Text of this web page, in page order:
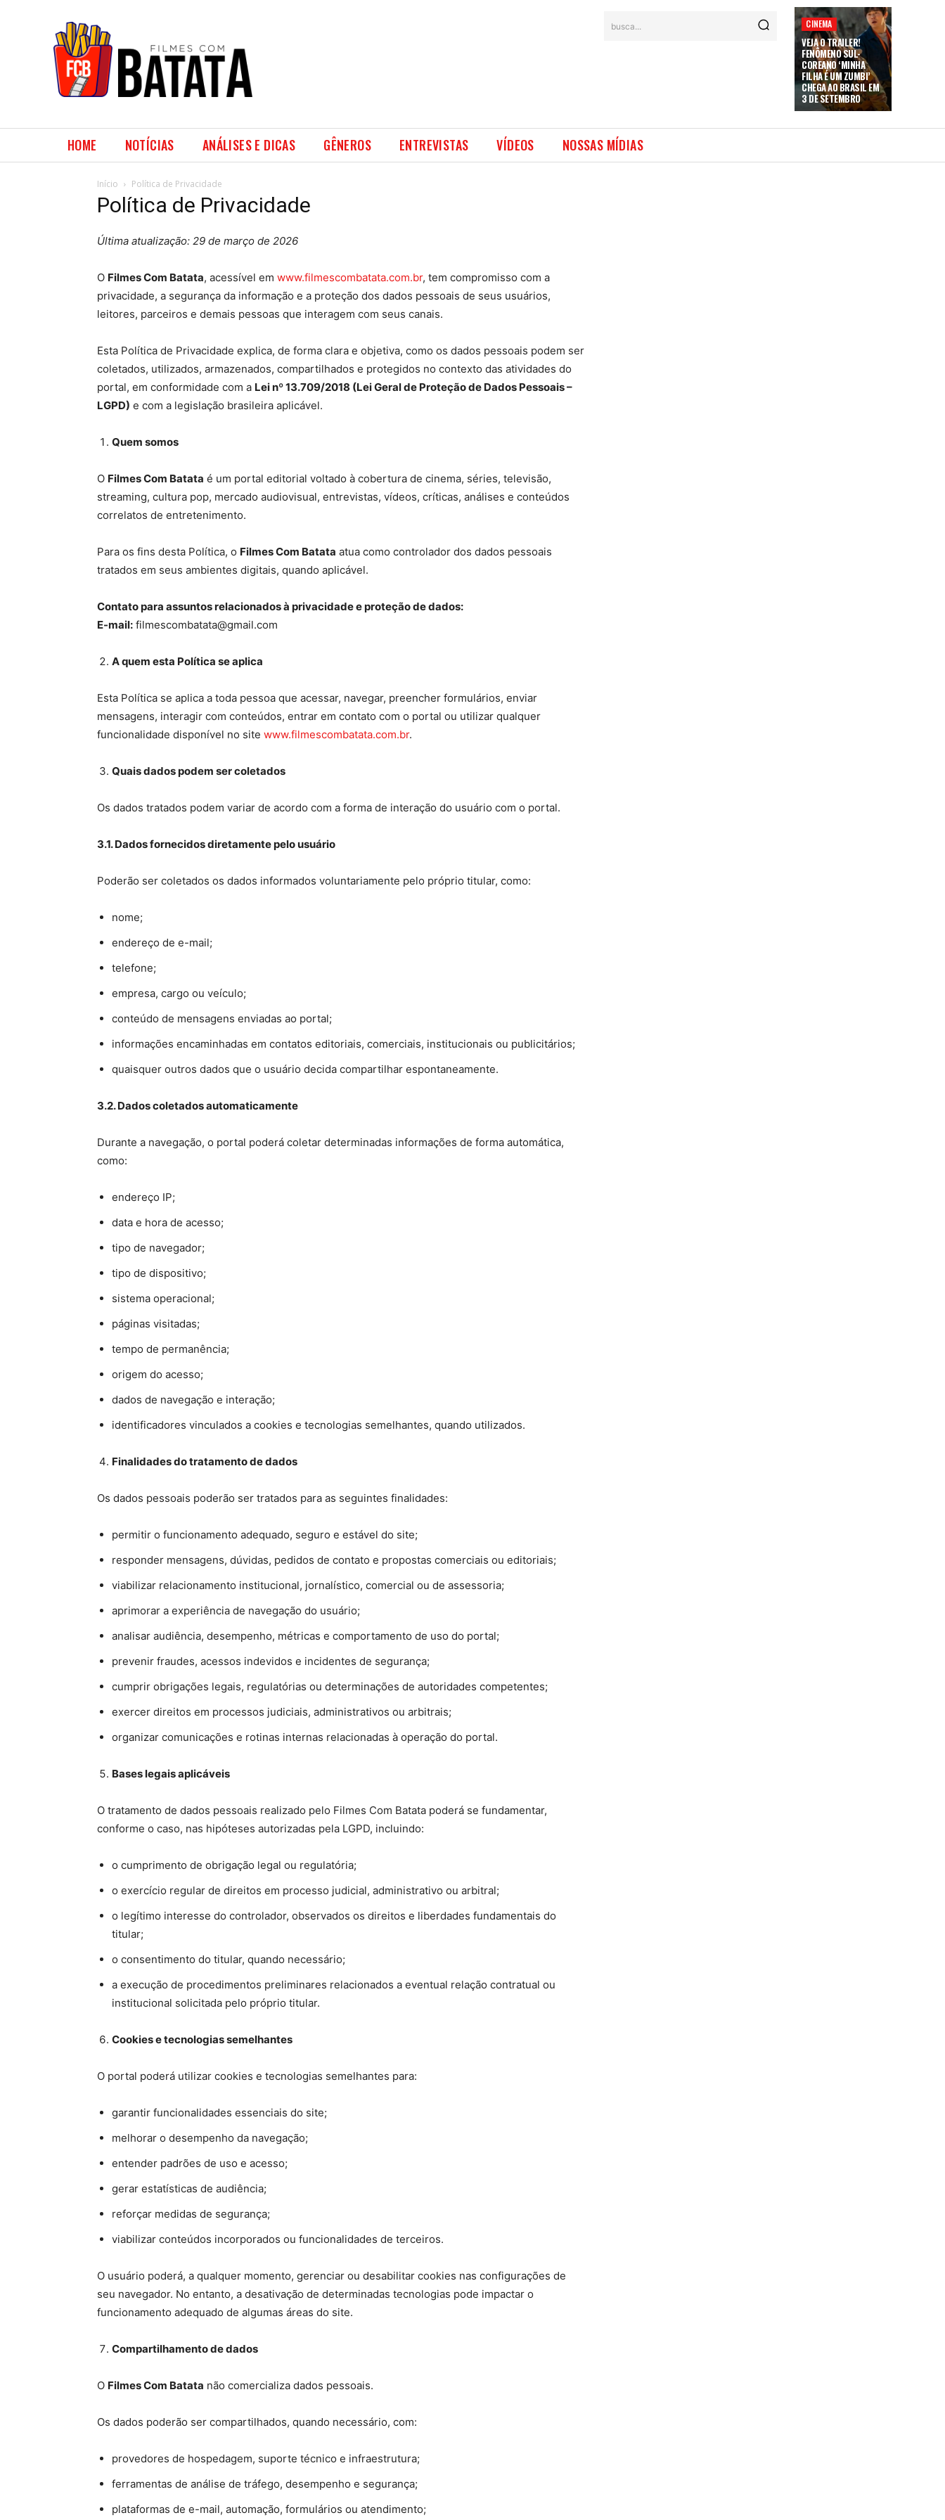
busca... CINEMA
VEJA O TRAILER!
FENÔMENO SUL-
COREANO ‘MINHA
FILHA É UM ZUMBI’
CHEGA AO BRASIL EM
3 DE SETEMBRO
HOME NOTÍCIAS ANÁLISES E DICAS GÊNEROS ENTREVISTAS VÍDEOS NOSSAS MÍDIAS
Início Política de Privacidade
Política de Privacidade
Última atualização: 29 de março de 2026
O Filmes Com Batata, acessível em www.filmescombatata.com.br, tem compromisso com a
privacidade, a segurança da informação e a proteção dos dados pessoais de seus usuários,
leitores, parceiros e demais pessoas que interagem com seus canais.
Esta Política de Privacidade explica, de forma clara e objetiva, como os dados pessoais podem ser
coletados, utilizados, armazenados, compartilhados e protegidos no contexto das atividades do
portal, em conformidade com a Lei nº13.709/2018 (Lei Geral de Proteção de Dados Pessoais –
LGPD) e com a legislação brasileira aplicável.
Quem somos
O Filmes Com Batata é um portal editorial voltado à cobertura de cinema, séries, televisão,
streaming, cultura pop, mercado audiovisual, entrevistas, vídeos, críticas, análises e conteúdos
correlatos de entretenimento.
Para os fins desta Política, o Filmes Com Batata atua como controlador dos dados pessoais
tratados em seus ambientes digitais, quando aplicável.
Contato para assuntos relacionadosà privacidade e proteção de dados:
E-mail: filmescombatata@gmail.com
A quem esta Política se aplica
Esta Política se aplica a toda pessoa que acessar, navegar, preencher formulários, enviar
mensagens, interagir com conteúdos, entrar em contato com o portal ou utilizar qualquer
funcionalidade disponível no site www.filmescombatata.com.br.
Quais dados podem ser coletados
Os dados tratados podem variar de acordo com a forma de interação do usuário com o portal.
3.1. Dados fornecidos diretamente pelo usuário
Poderão ser coletados os dados informados voluntariamente pelo próprio titular, como:
nome;
endereço de e-mail;
telefone;
empresa, cargo ou veículo;
conteúdo de mensagens enviadas ao portal;
informações encaminhadas em contatos editoriais, comerciais, institucionais ou publicitários;
quaisquer outros dados que o usuário decida compartilhar espontaneamente.
3.2. Dados coletados automaticamente
Durante a navegação, o portal poderá coletar determinadas informações de forma automática,
como:
endereço IP;
data e hora de acesso;
tipo de navegador;
tipo de dispositivo;
sistema operacional;
páginas visitadas;
tempo de permanência;
origem do acesso;
dados de navegação e interação;
identificadores vinculados a cookies e tecnologias semelhantes, quando utilizados.
Finalidades do tratamento de dados
Os dados pessoais poderão ser tratados para as seguintes finalidades:
permitir o funcionamento adequado, seguro e estável do site;
responder mensagens, dúvidas, pedidos de contato e propostas comerciais ou editoriais;
viabilizar relacionamento institucional, jornalístico, comercial ou de assessoria;
aprimorar a experiência de navegação do usuário;
analisar audiência, desempenho, métricas e comportamento de uso do portal;
prevenir fraudes, acessos indevidos e incidentes de segurança;
cumprir obrigações legais, regulatórias ou determinações de autoridades competentes;
exercer direitos em processos judiciais, administrativos ou arbitrais;
organizar comunicações e rotinas internas relacionadas à operação do portal.
Bases legais aplicáveis
O tratamento de dados pessoais realizado pelo Filmes Com Batata poderá se fundamentar,
conforme o caso, nas hipóteses autorizadas pela LGPD, incluindo:
o cumprimento de obrigação legal ou regulatória;
o exercício regular de direitos em processo judicial, administrativo ou arbitral;
o legítimo interesse do controlador, observados os direitos e liberdades fundamentais do
titular;
o consentimento do titular, quando necessário;
a execução de procedimentos preliminares relacionados a eventual relação contratual ou
institucional solicitada pelo próprio titular.
Cookies e tecnologias semelhantes
O portal poderá utilizar cookies e tecnologias semelhantes para:
garantir funcionalidades essenciais do site;
melhorar o desempenho da navegação;
entender padrões de uso e acesso;
gerar estatísticas de audiência;
reforçar medidas de segurança;
viabilizar conteúdos incorporados ou funcionalidades de terceiros.
O usuário poderá, a qualquer momento, gerenciar ou desabilitar cookies nas configurações de
seu navegador. No entanto, a desativação de determinadas tecnologias pode impactar o
funcionamento adequado de algumas áreas do site.
Compartilhamento de dados
O Filmes Com Batata não comercializa dados pessoais.
Os dados poderão ser compartilhados, quando necessário, com:
provedores de hospedagem, suporte técnico e infraestrutura;
ferramentas de análise de tráfego, desempenho e segurança;
plataformas de e-mail, automação, formulários ou atendimento;